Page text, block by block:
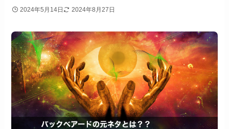
2024年5月14日 2024年8月27日